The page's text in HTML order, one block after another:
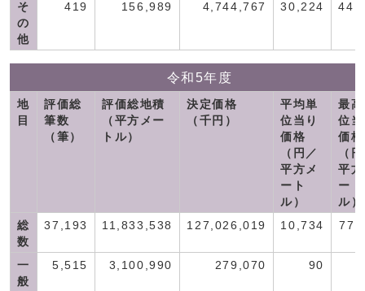
そ
の
他
419 156,989 4,744,767 30,224
令和5年度
地
目
評価総
筆数
（筆）
評価総地積
（平方メー
トル）
決定価格
（千円）
平均単
位当り
価格
（円／
平方メ
ート
ル）
最
位
価格
（
平
ート
ル）
総
数
37,193 11,833,538 127,026,019 10,734
一
般
5,515 3,100,990 279,070 90